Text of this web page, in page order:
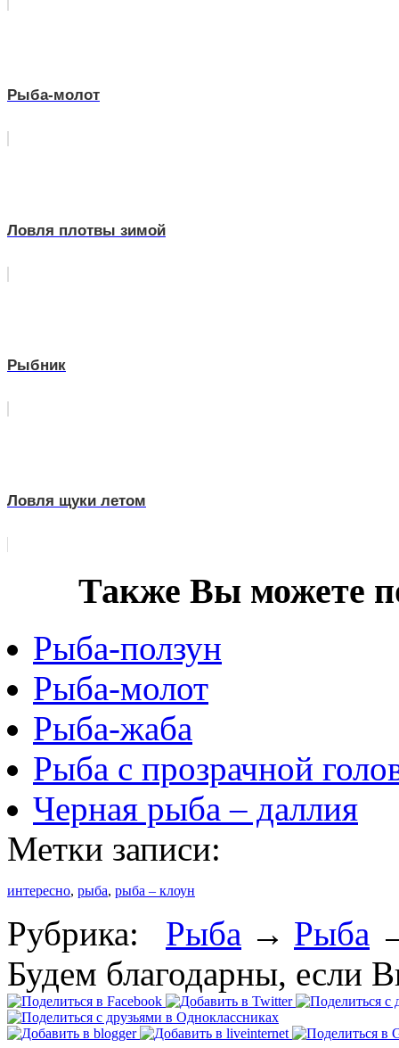
Рыба-молот
Ловля плотвы зимой
Рыбник
Ловля щуки летом
Также Вы можете
Рыба-ползун
Рыба-молот
Рыба-жаба
Рыба с прозрачной
Черная рыба – даллия
Метки записи:
интересно, рыба, рыба – клоун
Рубрика: Рыба → Рыба
Будем благодарны, если